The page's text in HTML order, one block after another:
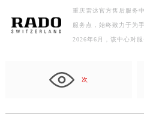
重庆雷达官方售后服务
服务点，始终致力于为
2026年6月，该中心对
次